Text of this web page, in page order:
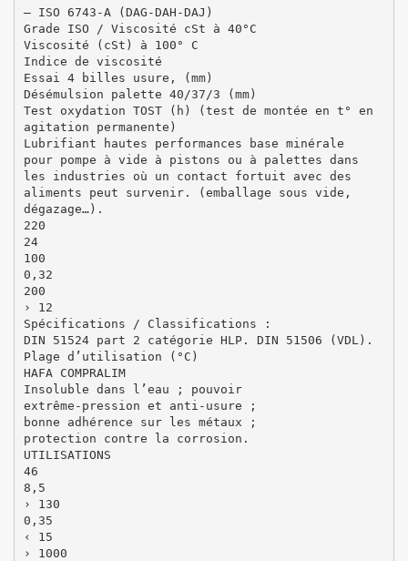
– ISO 6743-A (DAG-DAH-DAJ)
Grade ISO / Viscosité cSt à 40°C
Viscosité (cSt) à 100° C
Indice de viscosité
Essai 4 billes usure, (mm)
Désémulsion palette 40/37/3 (mm)
Test oxydation TOST (h) (test de montée en t° en
agitation permanente)
Lubrifiant hautes performances base minérale
pour pompe à vide à pistons ou à palettes dans
les industries où un contact fortuit avec des
aliments peut survenir. (emballage sous vide,
dégazage…).
220
24
100
0,32
200
› 12
Spécifications / Classifications :
DIN 51524 part 2 catégorie HLP. DIN 51506 (VDL).
Plage d’utilisation (°C)
HAFA COMPRALIM
Insoluble dans l’eau ; pouvoir
extrême-pression et anti-usure ;
bonne adhérence sur les métaux ;
protection contre la corrosion.
UTILISATIONS
46
8,5
› 130
0,35
‹ 15
› 1000